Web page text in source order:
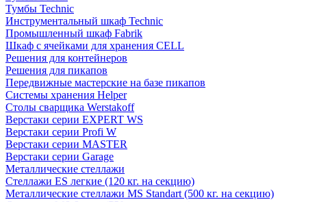
Тумбы Technic
Инструментальный шкаф Technic
Промышленный шкаф Fabrik
Шкаф с ячейками для хранения CELL
Решения для контейнеров
Решения для пикапов
Передвижные мастерские на базе пикапов
Системы хранения Helper
Столы сварщика Werstakoff
Верстаки серии EXPERT WS
Верстаки серии Profi W
Верстаки серии MASTER
Верстаки серии Garage
Металлические стеллажи
Стеллажи ES легкие (120 кг. на секцию)
Металлические стеллажи MS Standart (500 кг. на секцию)